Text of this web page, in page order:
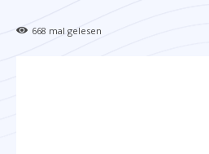
668 mal gelesen